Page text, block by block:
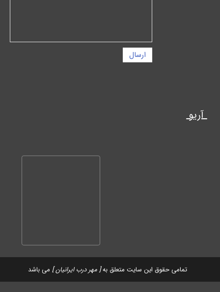
ارسال
تمامی حقوق این سایت متعلق به[ مهر درب ایرانیان ] می باشد
آریو